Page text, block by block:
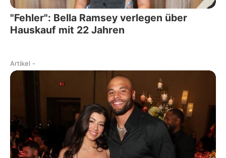
"Fehler": Bella Ramsey verlegen über
Hauskauf mit 22 Jahren
Artikel -